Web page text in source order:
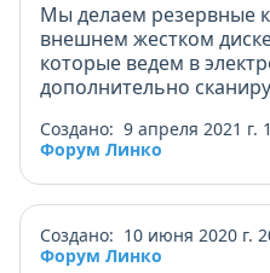
Мы делаем резервные
внешнем жестком
которые ведем в
дополнительно
Создано: 9 апреля 2021 г.
Форум Линко
Создано: 10 июня 2020 г.
Форум Линко